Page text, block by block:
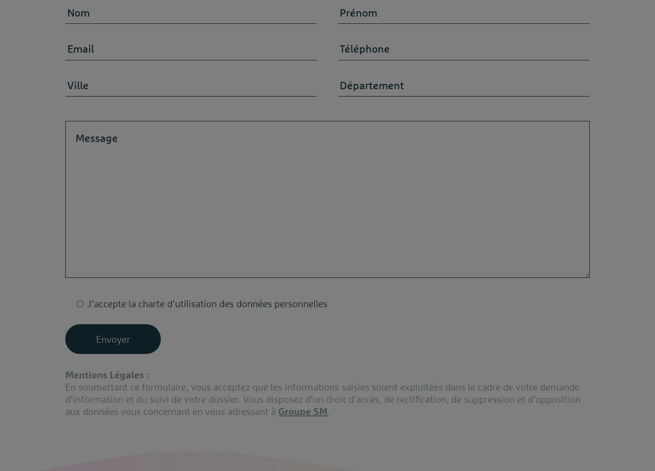
J’accepte la charte d’utilisation des données personnelles
Mentions Légales :
En soumettant ce formulaire, vous acceptez que les informations saisies soient exploitées dans le cadre de votre demande
d’information et du suivi de votre dossier. Vous disposez d’un droit d’accès, de rectification, de suppression et d’opposition
aux données vous concernant en vous adressant à Groupe SM.